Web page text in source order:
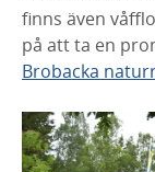
finns även
på att ta en
Brobacka